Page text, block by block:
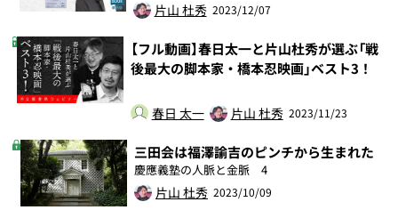
片山 杜秀 2023/12/07
【フル動画】春日太一と片山杜秀が選ぶ「戦
後最大の脚本家・橋本忍映画」ベスト3！
春日 太一 片山 杜秀 2023/11/23
三田会は福澤諭吉のピンチから生まれた
慶應義塾の人脈と金脈 4
片山 杜秀 2023/10/09